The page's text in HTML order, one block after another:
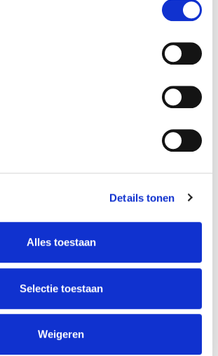
Details tonen
Alles toestaan
Selectie toestaan
Weigeren